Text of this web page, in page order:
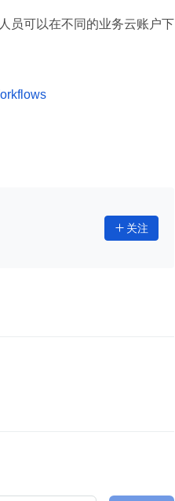
员可以在不同的业务云账户下
 关注